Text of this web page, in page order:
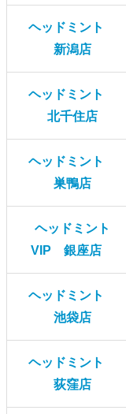
ヘッドミント
新潟店
ヘッドミント
北千住店
ヘッドミント
巣鴨店
ヘッドミント
VIP 銀座店
ヘッドミント
池袋店
ヘッドミント
荻窪店